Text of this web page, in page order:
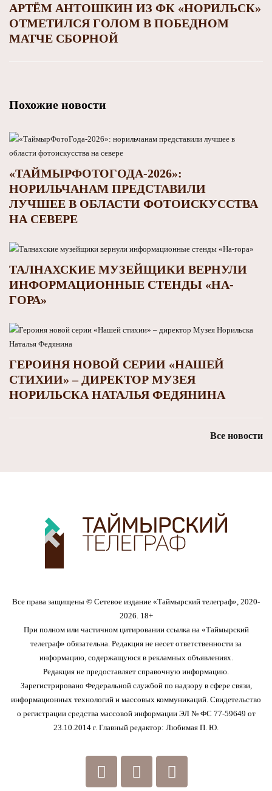
АРТЁМ АНТОШКИН ИЗ ФК «НОРИЛЬСК»
ОТМЕТИЛСЯ ГОЛОМ В ПОБЕДНОМ
МАТЧЕ СБОРНОЙ
Похожие новости
«ТАЙМЫРФОТОГОДА-2026»:
НОРИЛЬЧАНАМ ПРЕДСТАВИЛИ
ЛУЧШЕЕ В ОБЛАСТИ ФОТОИСКУССТВА
НА СЕВЕРЕ
ТАЛНАХСКИЕ МУЗЕЙЩИКИ ВЕРНУЛИ
ИНФОРМАЦИОННЫЕ СТЕНДЫ «НА-
ГОРА»
ГЕРОИНЯ НОВОЙ СЕРИИ «НАШЕЙ
СТИХИИ» – ДИРЕКТОР МУЗЕЯ
НОРИЛЬСКА НАТАЛЬЯ ФЕДЯНИНА
Все новости
Все права защищены © Сетевое издание «Таймырский телеграф», 2020-
2026. 18+
При полном или частичном цитировании ссылка на «Таймырский
телеграф» обязательна. Редакция не несет ответственности за
информацию, содержащуюся в рекламных объявлениях.
Редакция не предоставляет справочную информацию.
Зарегистрировано Федеральной службой по надзору в сфере связи,
информационных технологий и массовых коммуникаций. Свидетельство
о регистрации средства массовой информации ЭЛ № ФС 77-59649 от
23.10.2014 г. Главный редактор: Любимая П. Ю.